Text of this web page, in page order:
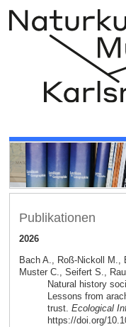
Publikationen
2026
Bach A., Roß-Nickoll M.,
Muster C., Seifert S.,
Natural history
Lessons from
trust. Ecological
https://doi.org/